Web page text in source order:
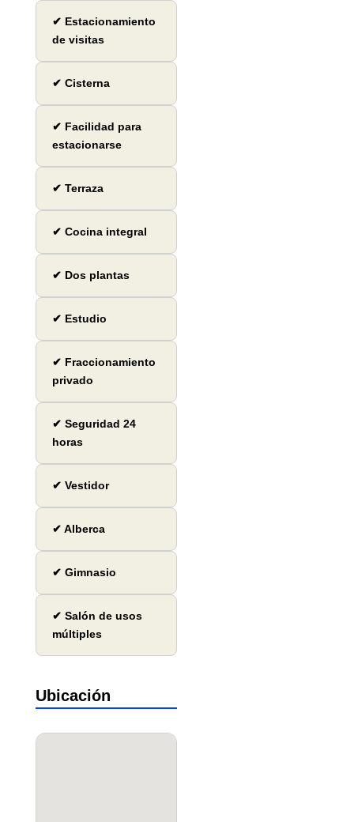
✔ Estacionamiento
de visitas
✔ Cisterna
✔ Facilidad para
estacionarse
✔ Terraza
✔ Cocina integral
✔ Dos plantas
✔ Estudio
✔ Fraccionamiento
privado
✔ Seguridad 24
horas
✔ Vestidor
✔ Alberca
✔ Gimnasio
✔ Salón de usos
múltiples
Ubicación